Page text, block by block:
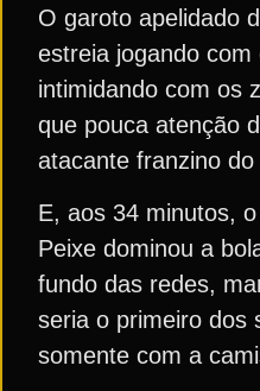
O garoto apelidado
estreia jogando
intimidando com os
que pouca atenção
atacante franzino
E, aos 34 minutos,
Peixe dominou a
fundo das redes,
seria o primeiro dos
somente com a